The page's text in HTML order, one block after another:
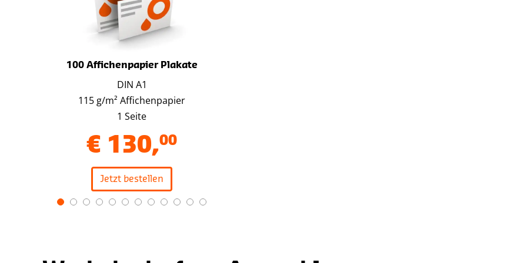
100 Affichenpapier Plakate
DIN A1
115 g/m² Affichenpapier
1 Seite
€ 130,00
Jetzt bestellen